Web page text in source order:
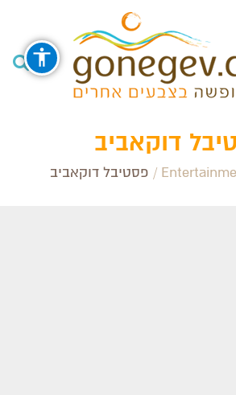
חיפוש
Search
דוקאביב
/ פסטיבל דוקאביב